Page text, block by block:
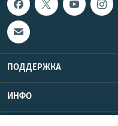
ПОДДЕРЖКА
ИНФО